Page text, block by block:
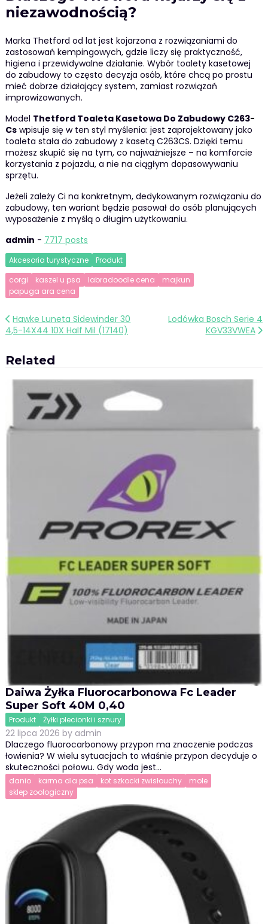
niezawodnością?
Marka Thetford od lat jest kojarzona z rozwiązaniami do
zastosowań kempingowych, gdzie liczy się praktyczność,
higiena i przewidywalne działanie. Wybór toalety kasetowej
do zabudowy to często decyzja osób, które chcą po prostu
mieć dobrze działający system, zamiast rozwiązań
improwizowanych.
Model Thetford Toaleta Kasetowa Do Zabudowy C263-
Cswpisuje się w ten styl myślenia: jest zaprojektowany jako
toaleta stała do zabudowy z kasetą C263CS. Dzięki temu
możesz skupić się na tym, co najważniejsze – na komforcie
korzystania z pojazdu, a nie na ciągłym dopasowywaniu
sprzętu.
Jeżeli zależy Ci na konkretnym, dedykowanym rozwiązaniu do
zabudowy, ten wariant będzie pasował do osób planujących
wyposażenie z myślą o długim użytkowaniu.
admin - 7717 posts
Akcesoria turystyczne
Produkt
corgi
kaszel u psa labradoodle cena
majkun
papuga ara cena
Nawigacja
wpisu
Hawke Luneta Sidewinder 30
4,5-14X44 10X Half Mil (17140)
Lodówka Bosch Serie 4
KGV33VWEA
Related
Daiwa Żyłka Fluorocarbonowa Fc Leader
Super Soft 40M 0,40
Produkt Żyłki plecionki i sznury
22 lipca 2026 by admin
Dlaczego fluorocarbonowy przypon ma znaczenie podczas
łowienia? W wielu sytuacjach to właśnie przypon decyduje o
skuteczności połowu. Gdy woda jest…
danio karma dla psa kot szkocki zwisłouchy
mole
sklep zoologiczny